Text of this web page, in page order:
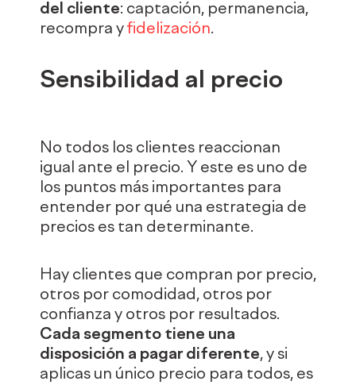
del cliente: captación, permanencia,
recompra yfidelización.
Sensibilidad al precio
No todos los clientes reaccionan
igual ante el precio. Y este es uno de
los puntos más importantes para
entender por qué una estrategia de
precios es tan determinante.
Hay clientes que compran por precio,
otros por comodidad, otros por
confianza y otros por resultados.
Cada segmento tiene una
disposición a pagar diferente, y si
aplicas un único precio para todos, es